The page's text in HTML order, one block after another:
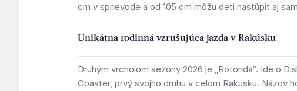
cm v sprievode a od 105 cm môžu deti nastúpiť aj
Unikátna rodinná vzrušujúca jazda v Rakúsku
Druhým vrcholom sezóny 2026 je „Rotonda“. Ide o
Coaster, prvý svojho druhu v celom Rakúsku. Názov